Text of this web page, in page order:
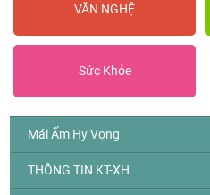
VĂN NGHỆ
Sức Khỏe
Mái Ấm Hy Vọng
THÔNG TIN KT-XH